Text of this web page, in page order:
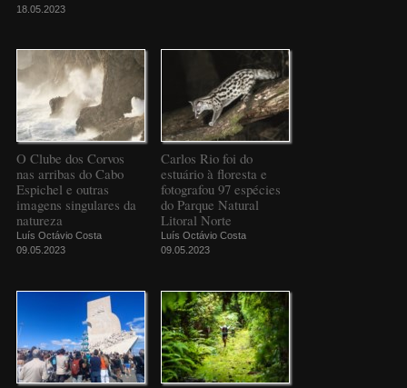
18.05.2023
O Clube dos Corvos
nas arribas do Cabo
Espichel e outras
imagens singulares da
natureza
Luís Octávio Costa
09.05.2023
Carlos Rio foi do
estuário à floresta e
fotografou 97 espécies
do Parque Natural
Litoral Norte
Luís Octávio Costa
09.05.2023